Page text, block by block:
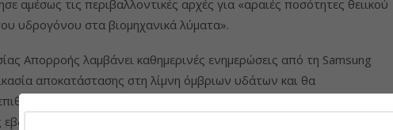
αμέσως τις περιβαλλοντικές αρχές για «αραιές ποσότητες θειικού
υδρογόνου στα βιομηχανικά λύματα».
Απορροής λαμβάνει καθημερινές ενημερώσεις από τη Samsung
αποκατάστασης στη λίμνη όμβριων υδάτων και θα
προτού επιτραπεί η επαναφορά της λίμνης σε λειτουργία.
εβδομαδιαίες έρευνες στον παραπόταμο για την ποιότητα του νερού